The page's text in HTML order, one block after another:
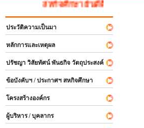
สหกิจศึกษา ยินดีต้อนรับ
ประวัติความเป็นมา
หลักการและเหตุผล
ปรัชญา วิสัยทัศน์ พันธกิจ วัตถุประสงค์
ข้อบังคับฯ / ประกาศฯ สหกิจศึกษา
โครงสร้างองค์กร
ผู้บริหาร / บุคลากร